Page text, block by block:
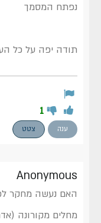
נפתח המסמך
תודה יפה על כל
1
ענה צטט
Anonymous
האם נעשה מחקר
מחלים מקורונה